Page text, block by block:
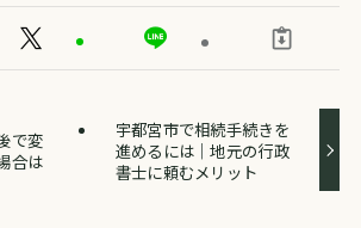
で変
合は
宇都宮市で相続手続きを
進めるには｜地元の行政
書士に頼むメリット